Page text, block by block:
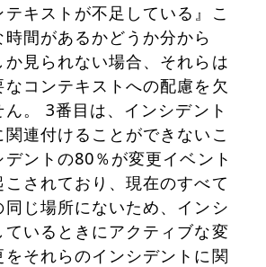
キストが不足している』こ
時間があるかどうか分から
見られない場合、それらは
コンテキストへの配慮を欠
ん。 3番目は、インシデント
連付けることができないこ
デントの80％が変更イベント
されており、現在のすべて
じ場所にないため、インシ
いるときにアクティブな変
それらのインシデントに関